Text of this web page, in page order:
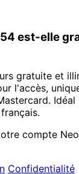
est-elle
gratuite et
l'accès,
Idéal
compte
Confidentialité